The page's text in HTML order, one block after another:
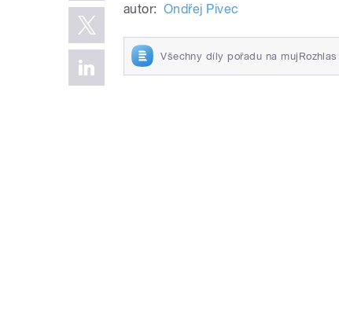
autor: Ondřej Pivec
Všechny díly pořadu na mujRozhlas